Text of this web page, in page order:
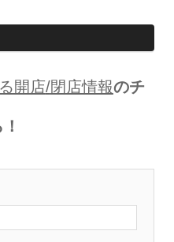
開店/閉店情報のチ